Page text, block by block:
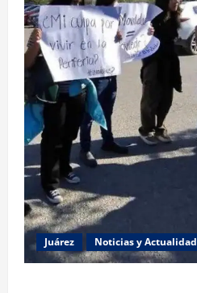
Juárez Noticias y Actualidad